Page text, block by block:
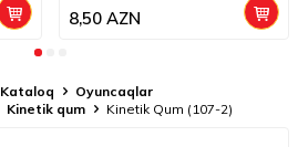
8,50AZN
Kataloq
Oyuncaqlar
Kinetik qum Kinetik Qum (107-2)